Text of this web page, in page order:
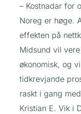
– Kostnadar for
Noreg er høge.
effekten på
Midsund vil
økonomisk, og
tidkrevjande
raskt i gang
Kristian E. Vik i